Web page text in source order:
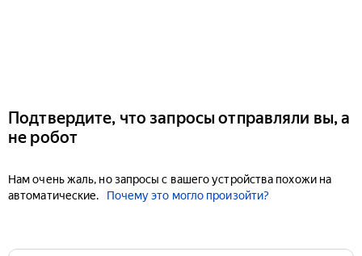
Подтвердите, что запросы отправляли вы, а
не робот
Нам очень жаль, но запросы с вашего устройства похожи на
автоматические.
Почему это могло произойти?